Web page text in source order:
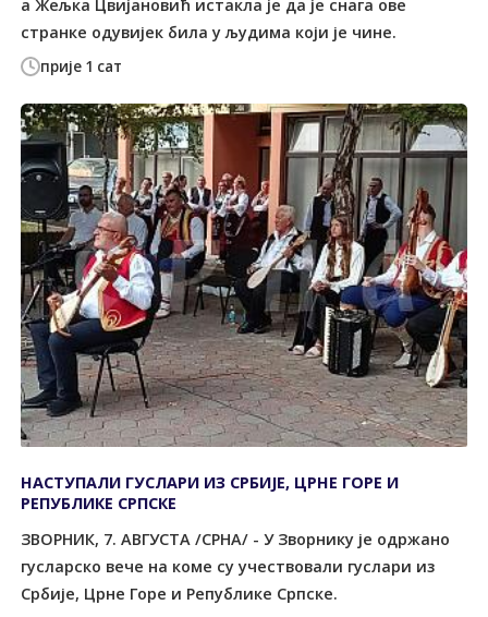
прије 1 сат
а Жељка Цвијановић истакла је да је снага ове
странке одувијек била у људима који је чине.
НАСТУПАЛИ ГУСЛАРИ ИЗ СРБИЈЕ, ЦРНЕ ГОРЕ И
РЕПУБЛИКЕ СРПСКЕ
ЗВОРНИК, 7. АВГУСТА /СРНА/ - У Зворнику је одржано
гусларско вече на коме су учествовали гуслари из
Србије, Црне Горе и Републике Српске.